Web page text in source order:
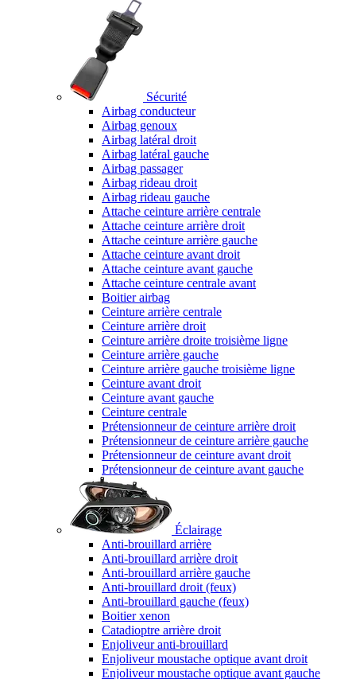
Sécurité
Airbag conducteur
Airbag genoux
Airbag latéral droit
Airbag latéral gauche
Airbag passager
Airbag rideau droit
Airbag rideau gauche
Attache ceinture arrière centrale
Attache ceinture arrière droit
Attache ceinture arrière gauche
Attache ceinture avant droit
Attache ceinture avant gauche
Attache ceinture centrale avant
Boitier airbag
Ceinture arrière centrale
Ceinture arrière droit
Ceinture arrière droite troisième ligne
Ceinture arrière gauche
Ceinture arrière gauche troisième ligne
Ceinture avant droit
Ceinture avant gauche
Ceinture centrale
Prétensionneur de ceinture arrière droit
Prétensionneur de ceinture arrière gauche
Prétensionneur de ceinture avant droit
Prétensionneur de ceinture avant gauche
Éclairage
Anti-brouillard arrière
Anti-brouillard arrière droit
Anti-brouillard arrière gauche
Anti-brouillard droit (feux)
Anti-brouillard gauche (feux)
Boitier xenon
Catadioptre arrière droit
Enjoliveur anti-brouillard
Enjoliveur moustache optique avant droit
Enjoliveur moustache optique avant gauche